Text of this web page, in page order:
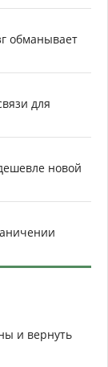
обманывает
для
новой
и вернуть